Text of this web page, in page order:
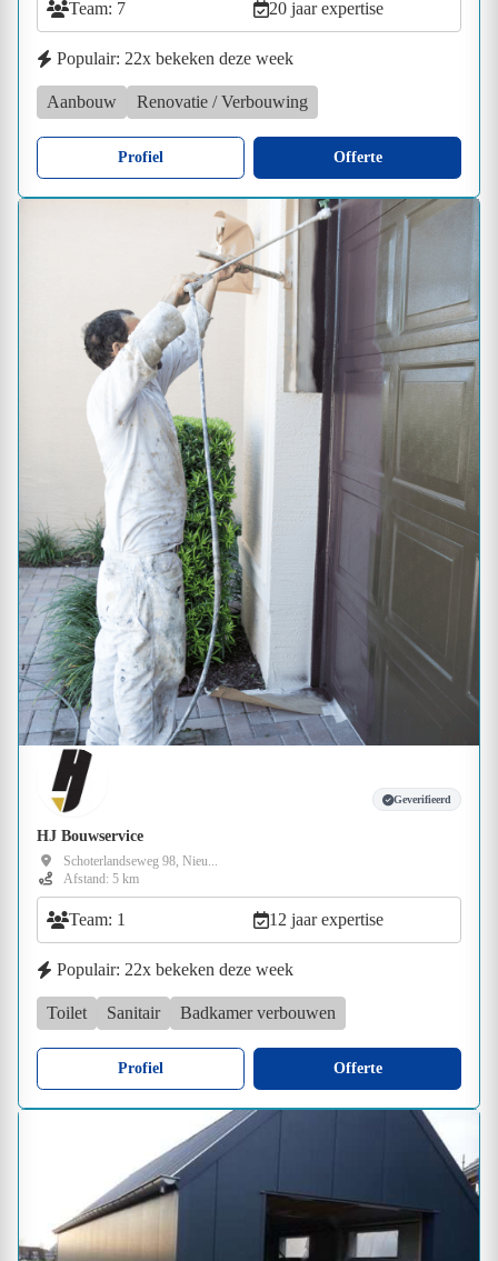
Team: 7 20 jaar expertise
Populair: 22x bekeken deze week
Aanbouw Renovatie / Verbouwing
Profiel Offerte
Geverifieerd
HJ Bouwservice
Schoterlandseweg 98, Nieu...
Afstand: 5 km
Team: 1 12 jaar expertise
Populair: 22x bekeken deze week
Toilet Sanitair Badkamer verbouwen
Profiel Offerte